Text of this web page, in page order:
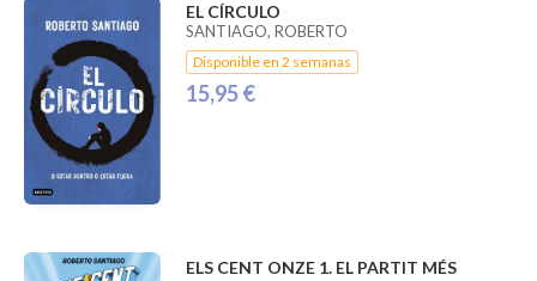
EL CÍRCULO
SANTIAGO, ROBERTO
Disponible en 2 semanas
15,95 €
ELS CENT ONZE 1. EL PARTIT MÉS